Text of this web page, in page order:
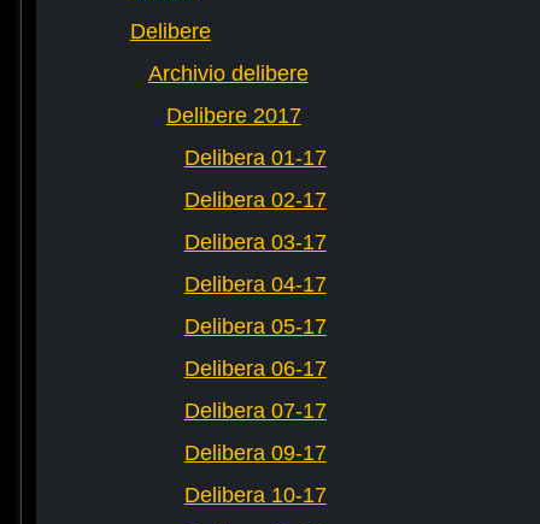
Delibere
Archivio delibere
Delibere 2017
Delibera 01-17
Delibera 02-17
Delibera 03-17
Delibera 04-17
Delibera 05-17
Delibera 06-17
Delibera 07-17
Delibera 09-17
Delibera 10-17